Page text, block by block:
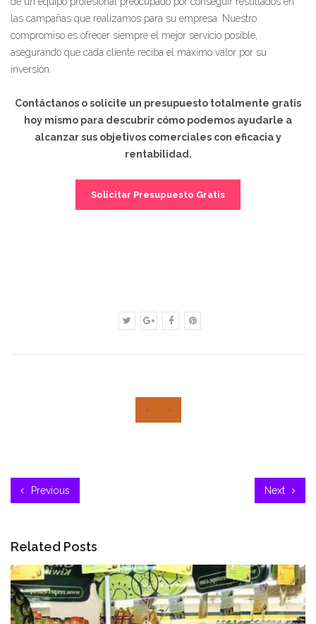
las campañas que realizamos para su empresa. Nuestro
compromiso es ofrecer siempre el mejor servicio posible,
asegurando que cada cliente reciba el máximo valor por su
inversión.
Contáctanos o solicite un presupuesto totalmente gratis
hoy mismo para descubrir cómo podemos ayudarle a
alcanzar sus objetivos comerciales con eficacia y
rentabilidad.
Solicitar Presupuesto Gratis
‹ ›
Previous Next
Related Posts